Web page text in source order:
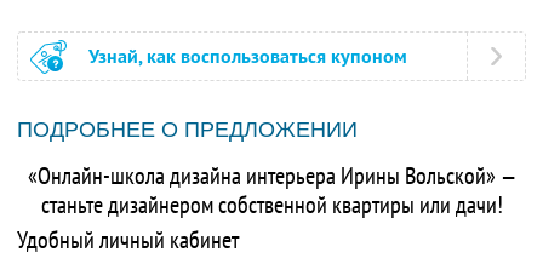
Узнай, как воспользоваться купоном
ПОДРОБНЕЕ О ПРЕДЛОЖЕНИИ
«Онлайн-школа дизайна интерьера Ирины Вольской» —
станьте дизайнером собственной квартиры или дачи!
Удобный личный кабинет